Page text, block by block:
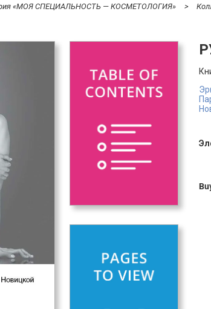
«МОЯ СПЕЦИАЛЬНОСТЬ — КОСМЕТОЛОГИЯ»